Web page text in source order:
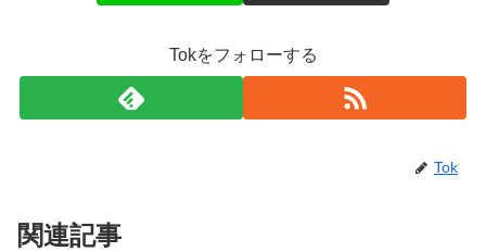
Tokをフォローする
Tok
関連記事